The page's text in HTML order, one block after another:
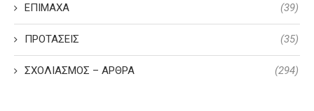
ΕΠΙΜΑΧΑ (39)
ΠΡΟΤΑΣΕΙΣ (35)
ΣΧΟΛΙΑΣΜΟΣ – ΑΡΘΡΑ (294)